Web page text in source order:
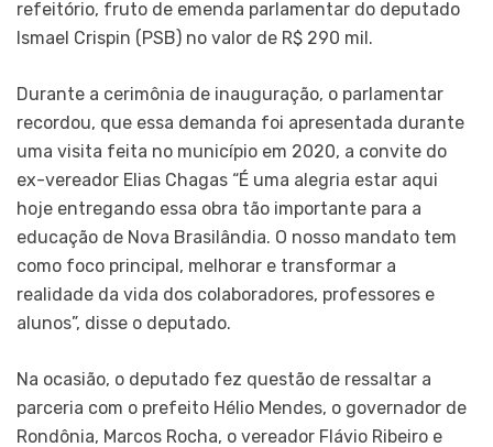
refeitório, fruto de emenda parlamentar do deputado
Ismael Crispin (PSB) no valor de R$ 290 mil.
Durante a cerimônia de inauguração, o parlamentar
recordou, que essa demanda foi apresentada durante
uma visita feita no município em 2020, a convite do
ex-vereador Elias Chagas “É uma alegria estar aqui
hoje entregando essa obra tão importante para a
educação de Nova Brasilândia. O nosso mandato tem
como foco principal, melhorar e transformar a
realidade da vida dos colaboradores, professores e
alunos”, disse o deputado.
Na ocasião, o deputado fez questão de ressaltar a
parceria com o prefeito Hélio Mendes, o governador de
Rondônia, Marcos Rocha, o vereador Flávio Ribeiro e